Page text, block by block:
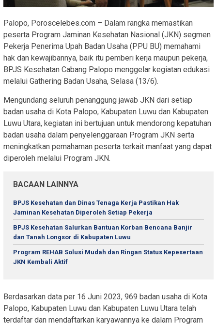
Palopo, Poroscelebes.com – Dalam rangka memastikan
peserta Program Jaminan Kesehatan Nasional (JKN) segmen
Pekerja Penerima Upah Badan Usaha (PPU BU) memahami
hak dan kewajibannya, baik itu pemberi kerja maupun pekerja,
BPJS Kesehatan Cabang Palopo menggelar kegiatan edukasi
melalui Gathering Badan Usaha, Selasa (13/6).
Mengundang seluruh penanggung jawab JKN dari setiap
badan usaha di Kota Palopo, Kabupaten Luwu dan Kabupaten
Luwu Utara, kegiatan ini bertujuan untuk mendorong kepatuhan
badan usaha dalam penyelenggaraan Program JKN serta
meningkatkan pemahaman peserta terkait manfaat yang dapat
diperoleh melalui Program JKN.
BACAAN LAINNYA
BPJS Kesehatan dan Dinas Tenaga Kerja Pastikan Hak
Jaminan Kesehatan Diperoleh Setiap Pekerja
BPJS Kesehatan Salurkan Bantuan Korban Bencana Banjir
dan Tanah Longsor di Kabupaten Luwu
Program REHAB Solusi Mudah dan Ringan Status Kepesertaan
JKN Kembali Aktif
Berdasarkan data per 16 Juni 2023, 969 badan usaha di Kota
Palopo, Kabupaten Luwu dan Kabupaten Luwu Utara telah
terdaftar dan mendaftarkan karyawannya ke dalam Program